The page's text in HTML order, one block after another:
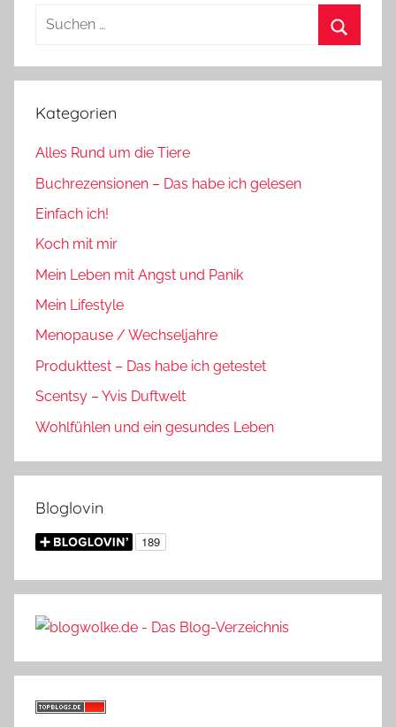
Suchen
Kategorien
Alles Rund um die Tiere
Buchrezensionen – Das habe ich gelesen
Einfach ich!
Koch mit mir
Mein Leben mit Angst und Panik
Mein Lifestyle
Menopause / Wechseljahre
Produkttest – Das habe ich getestet
Scentsy – Yvis Duftwelt
Wohlfühlen und ein gesundes Leben
Bloglovin